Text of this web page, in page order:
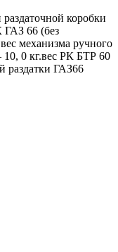
коробки
ГАЗ 66 (без
механизма ручного
0 кг.вес РК БТР 60
раздатки ГАЗ66